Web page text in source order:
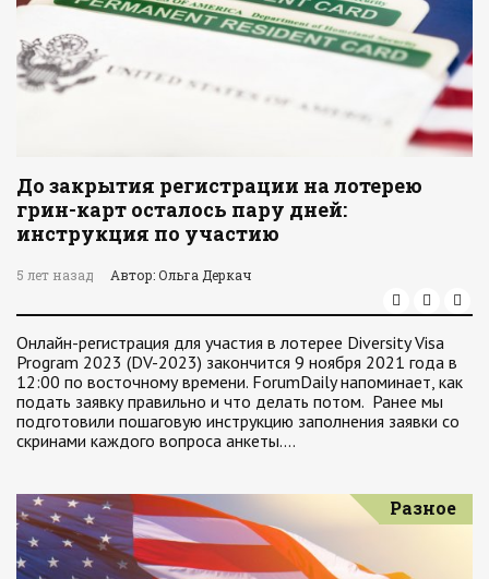
До закрытия регистрации на лотерею
грин-карт осталось пару дней:
инструкция по участию
5 лет назад Автор: Ольга Деркач
Онлайн-регистрация для участия в лотерее Diversity Visa
Program 2023 (DV-2023) закончится 9 ноября 2021 года в
12:00 по восточному времени. ForumDaily напоминает, как
подать заявку правильно и что делать потом. Ранее мы
подготовили пошаговую инструкцию заполнения заявки со
скринами каждого вопроса анкеты.…
Разное